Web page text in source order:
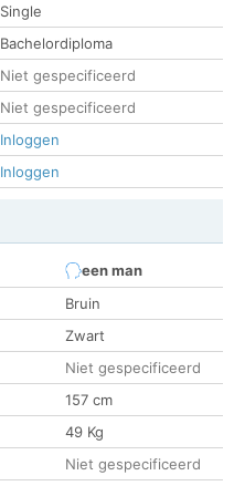
Single
Bachelordiploma
Niet gespecificeerd
Niet gespecificeerd
Inloggen
Inloggen
een man
Bruin
Zwart
Niet gespecificeerd
157 cm
49 Kg
Niet gespecificeerd